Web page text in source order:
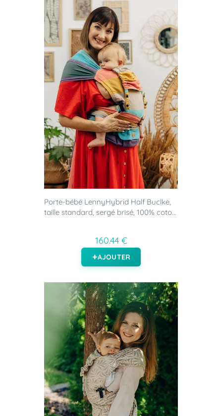
Porte-bébé LennyHybrid Half Buclke,
taille standard, sergé brisé, 100% coto...
160.44 €
AJOUTER